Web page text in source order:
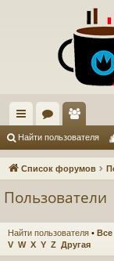
с
ы
ор
ум
ол
ьз
ел
и
Найти пользователя
Список форумов
Пользователи
Найти пользователя • Все
V W X Y Z Другая